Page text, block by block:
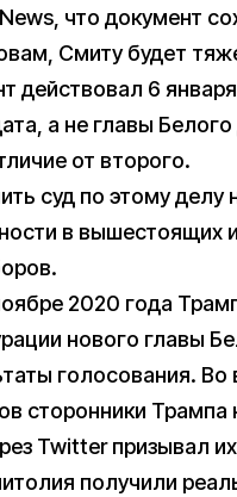
что документ
Смиту будет
действовал 6
а не главы
от второго.
суд по этому делу
в вышестоящих
2020 года
нового главы
голосования.
сторонники Трампа
Twitter призывал
получили